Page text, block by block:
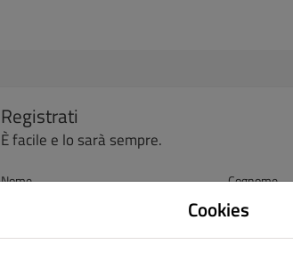
Registrati
È facile e lo sarà sempre.
Nome Cognome
Cookies